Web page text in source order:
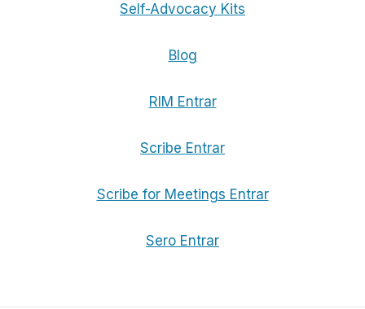
Self-Advocacy Kits
Blog
RIM Entrar
Scribe Entrar
Scribe for Meetings Entrar
Sero Entrar